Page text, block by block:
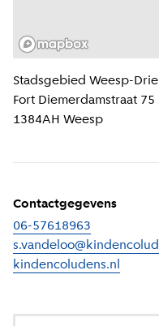
Stadsgebied Weesp-
Fort Diemerdamstraat 75
1384AH Weesp
Contactgegevens
06-57618963
kindencoludens.nl